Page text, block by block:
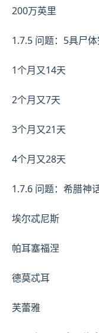
200万英里
1.7.5 问题：5具尸
1个月又14天
2个月又7天
3个月又21天
4个月又28天
1.7.6 问题：希腊神
埃尔忒尼斯
帕耳塞福涅
德莫忒耳
芙蕾雅